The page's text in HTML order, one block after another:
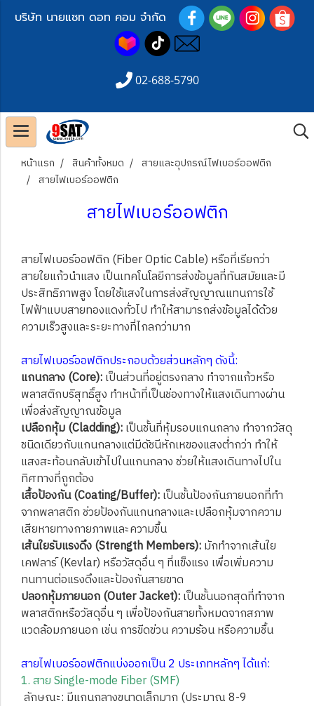
บริษัท นายแซท ดอท คอม จำกัด
02-688-5790
หน้าแรก สินค้าทั้งหมด
สายและอุปกรณ์ไฟเบอร์ออฟติก
สายไฟเบอร์ออฟติก
สายไฟเบอร์ออฟติก
สายไฟเบอร์ออฟติก (Fiber Optic Cable) หรือที่เรียกว่า
สายใยแก้วนำแสง เป็นเทคโนโลยีการส่งข้อมูลที่ทันสมัยและมี
ประสิทธิภาพสูง โดยใช้แสงในการส่งสัญญาณแทนการใช้
ไฟฟ้าแบบสายทองแดงทั่วไป ทำให้สามารถส่งข้อมูลได้ด้วย
ความเร็วสูงและระยะทางที่ไกลกว่ามาก
สายไฟเบอร์ออฟติกประกอบด้วยส่วนหลักๆ ดังนี้:
แกนกลาง (Core):เป็นส่วนที่อยู่ตรงกลาง ทำจากแก้วหรือ
พลาสติกบริสุทธิ์สูง ทำหน้าที่เป็นช่องทางให้แสงเดินทางผ่าน
เพื่อส่งสัญญาณข้อมูล
เปลือกหุ้ม (Cladding):เป็นชั้นที่หุ้มรอบแกนกลาง ทำจากวัสดุ
ชนิดเดียวกับแกนกลางแต่มีดัชนีหักเหของแสงต่ำกว่า ทำให้
แสงสะท้อนกลับเข้าไปในแกนกลาง ช่วยให้แสงเดินทางไปใน
ทิศทางที่ถูกต้อง
เสื้อป้องกัน (Coating/Buffer):เป็นชั้นป้องกันภายนอกที่ทำ
จากพลาสติก ช่วยป้องกันแกนกลางและเปลือกหุ้มจากความ
เสียหายทางกายภาพและความชื้น
เส้นใยรับแรงดึง (Strength Members):มักทำจากเส้นใย
เคฟลาร์ (Kevlar) หรือวัสดุอื่น ๆ ที่แข็งแรง เพื่อเพิ่มความ
ทนทานต่อแรงดึงและป้องกันสายขาด
ปลอกหุ้มภายนอก (Outer Jacket):เป็นชั้นนอกสุดที่ทำจาก
พลาสติกหรือวัสดุอื่น ๆ เพื่อป้องกันสายทั้งหมดจากสภาพ
แวดล้อมภายนอก เช่น การขีดข่วน ความร้อน หรือความชื้น
สายไฟเบอร์ออฟติกแบ่งออกเป็น 2 ประเภทหลักๆ ได้แก่:
1. สาย Single-mode Fiber (SMF)
ลักษณะ: มีแกนกลางขนาดเล็กมาก (ประมาณ 8-9